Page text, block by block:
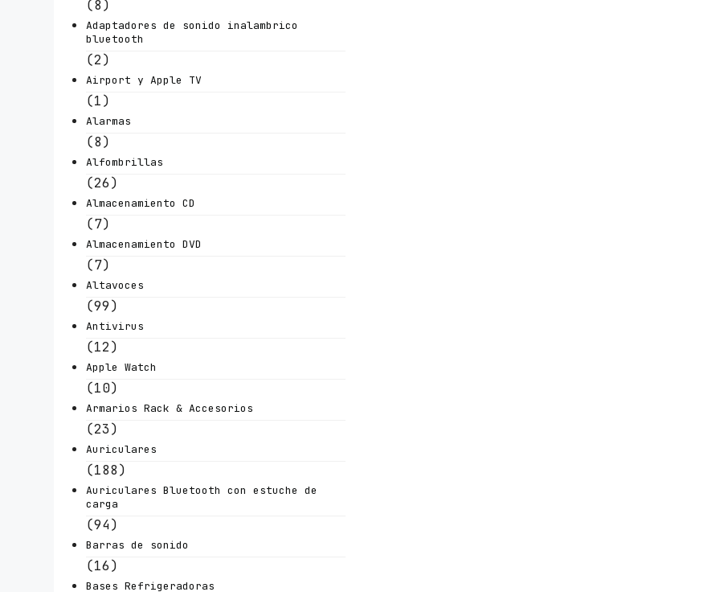
(8)
Adaptadores de sonido inalambrico
bluetooth
(2)
Airport y Apple TV
(1)
Alarmas
(8)
Alfombrillas
(26)
Almacenamiento CD
(7)
Almacenamiento DVD
(7)
Altavoces
(99)
Antivirus
(12)
Apple Watch
(10)
Armarios Rack & Accesorios
(23)
Auriculares
(188)
Auriculares Bluetooth con estuche de
carga
(94)
Barras de sonido
(16)
Bases Refrigeradoras